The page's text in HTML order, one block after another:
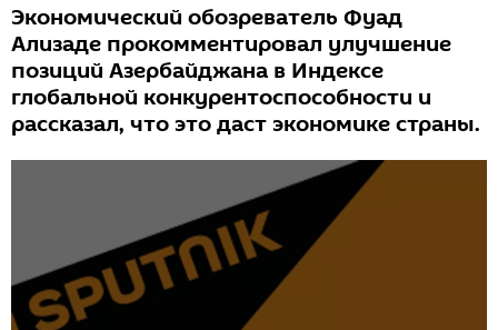
Экономический обозреватель Фуад
Ализаде прокомментировал улучшение
позиций Азербайджана в Индексе
глобальной конкурентоспособности и
рассказал, что это даст экономике страны.